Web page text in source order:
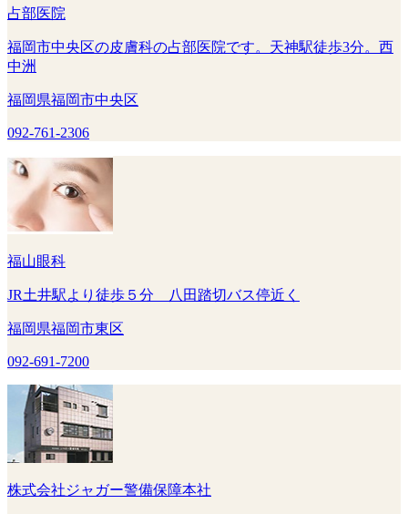
占部医院
福岡市中央区の皮膚科の占部医院です。天神駅徒歩3分。西
中洲
福岡県福岡市中央区
092-761-2306
福山眼科
JR土井駅より徒歩５分 八田踏切バス停近く
福岡県福岡市東区
092-691-7200
株式会社ジャガー警備保障本社